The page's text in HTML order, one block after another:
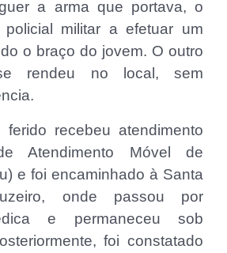
a arma que portava, o
militar a efetuar um
o braço do jovem. O outro
rendeu no local, sem
ferido recebeu atendimento
Atendimento Móvel de
e foi encaminhado à Santa
onde passou por
e permaneceu sob
foi constatado